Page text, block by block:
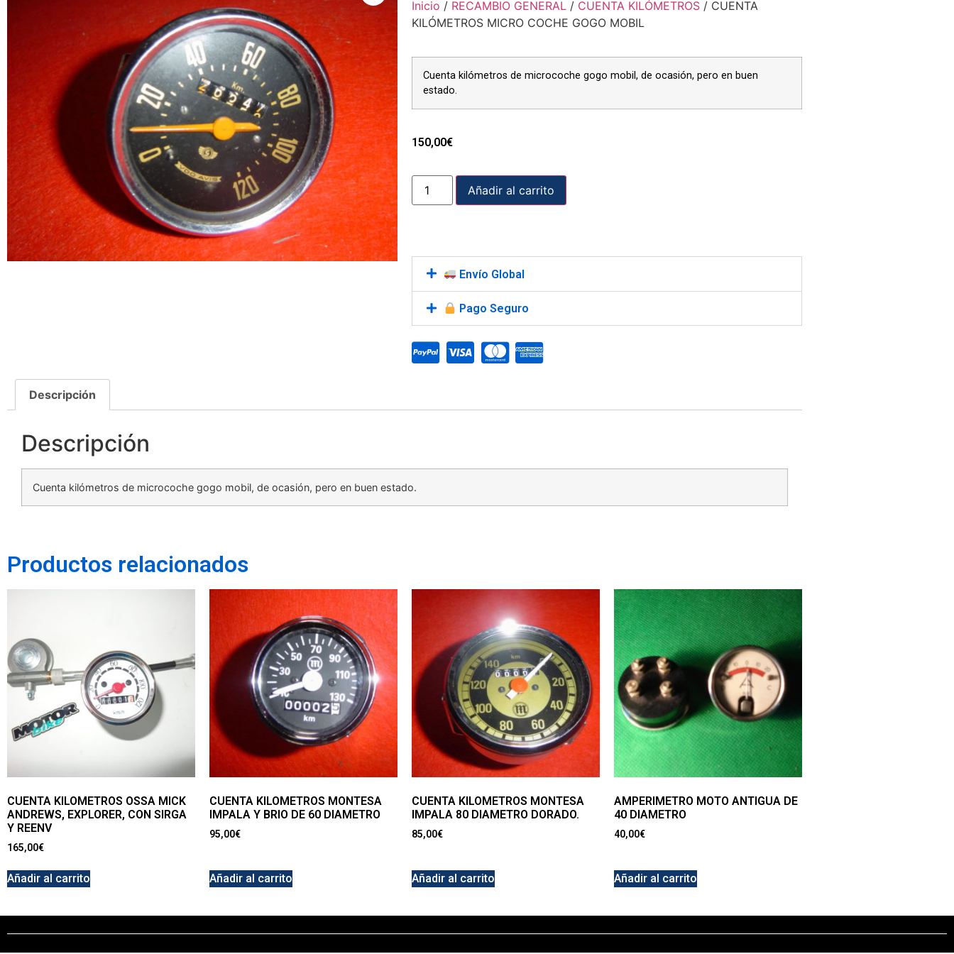
Inicio / RECAMBIO GENERAL / CUENTA KILÓMETROS / CUENTA
KILÓMETROS MICRO COCHE GOGO MOBIL
Cuenta kilómetros de microcoche gogo mobil, de ocasión, pero en buen
estado.
150,00€
Añadir al carrito
Envío Global
Pago Seguro
Descripción
Descripción
Cuenta kilómetros de microcoche gogo mobil, de ocasión, pero en buen estado.
Productos relacionados
CUENTA KILOMETROS OSSA MICK
ANDREWS, EXPLORER, CON SIRGA
Y REENV
165,00€
Añadir al carrito
CUENTA KILOMETROS MONTESA
IMPALA Y BRIO DE 60 DIAMETRO
95,00€
Añadir al carrito
CUENTA KILOMETROS MONTESA
IMPALA 80 DIAMETRO DORADO.
85,00€
Añadir al carrito
AMPERIMETRO MOTO ANTIGUA DE
40 DIAMETRO
40,00€
Añadir al carrito